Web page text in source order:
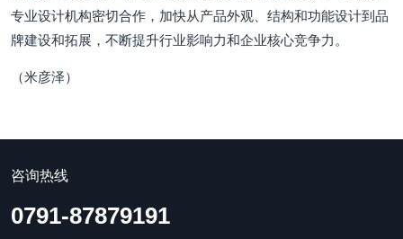
专业设计机构密切合作，加快从产品外观、结构和功能设计到品
牌建设和拓展，不断提升行业影响力和企业核心竞争力。
（米彦泽）
咨询热线
0791-87879191